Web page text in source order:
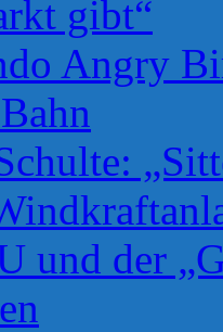
gibt“
Angry
und der